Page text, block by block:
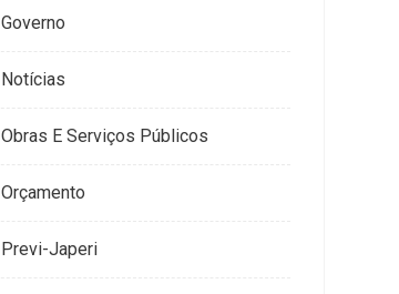
Governo
Notícias
Obras E Serviços Públicos
Orçamento
Previ-Japeri